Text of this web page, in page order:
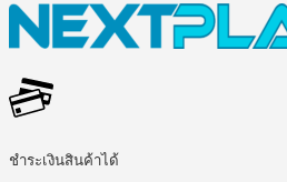
ชำระเงินสินค้าได้